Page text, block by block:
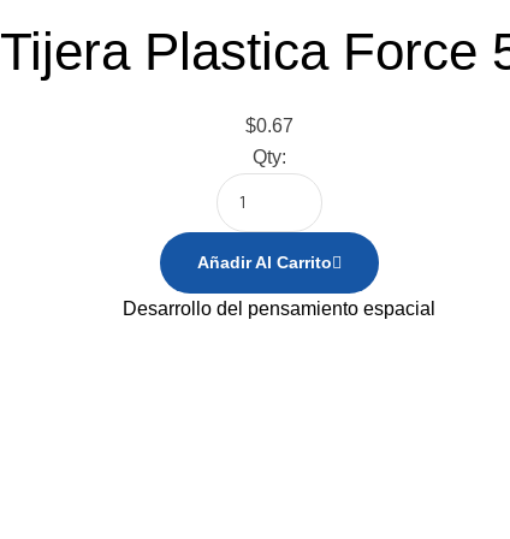
Tijera Plastica Force
$0.67
Qty:
Añadir Al Carrito